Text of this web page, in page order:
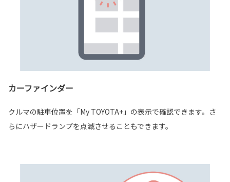
カーファインダー
クルマの駐車位置を「My TOYOTA+」の表示で確認できます。さ
らにハザードランプを点滅させることもできます。